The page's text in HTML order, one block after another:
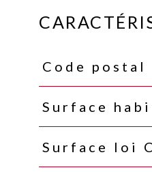
Caractéristiques
Code postal
Surface
Surface loi